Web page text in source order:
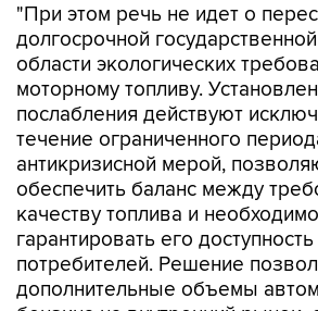
"При этом речь не идет о
долгосрочной
области экологических
моторному топливу.
послабления действуют
течение ограниченного
антикризисной мерой,
обеспечить баланс между
качеству топлива и
гарантировать его
потребителей. Решение
дополнительные объемы